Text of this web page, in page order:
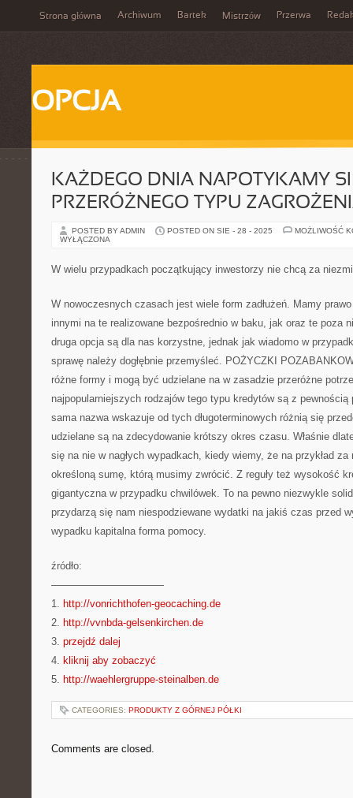
Strona główna Archiwum Bartek Mistrzów Przerwa
OPCJA
KAŻDEGO DNIA NAPOTYKAMY
PRZERÓŻNEGO TYPU
POSTED BY ADMIN POSTED ON SIE - 28 - 2025
MOŻLIWOŚĆ
WYŁĄCZONA
W wielu przypadkach początkujący inwestorzy nie chcą za
W nowoczesnych czasach jest wiele form zadłużeń. Mamy
innymi na te realizowane bezpośrednio w baku, jak oraz te poza
druga opcja są dla nas korzystne, jednak jak wiadomo w
sprawę należy dogłębnie przemyśleć. POŻYCZKI
różne formy i mogą być udzielane na w zasadzie przeróżne
najpopularniejszych rodzajów tego typu kredytów są z
sama nazwa wskazuje od tych długoterminowych różnią się
udzielane są na zdecydowanie krótszy okres czasu. Właśnie
się na nie w nagłych wypadkach, kiedy wiemy, że na przykład
określoną sumę, którą musimy zwrócić. Z reguły też wysokość
gigantyczna w przypadku chwilówek. To na pewno niezwykle
przydarzą się nam niespodziewane wydatki na jakiś czas przed
wypadku kapitalna forma pomocy.
źródło:
———————————
1. http://vonrichthofen-geocaching.de
2. http://vvnbda-gelsenkirchen.de
3. przejdź dalej
4. kliknij aby zobaczyć
5. http://waehlergruppe-steinalben.de
CATEGORIES: PRODUKTY Z GÓRNEJ PÓŁKI
Comments are closed.